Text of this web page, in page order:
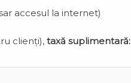
accesul la internet)
clienți),taxă suplimentară: